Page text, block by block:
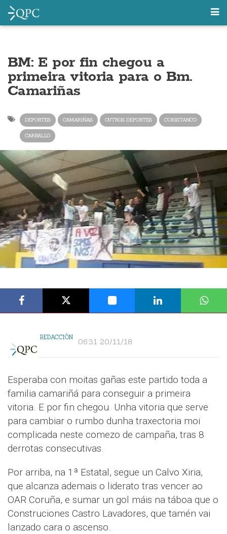
BM: E por fin chegou a
primeira vitoria para o Bm.
Camariñas
DEPORTES CAMARIÑAS OUTROS DEPORTES CORISTANCO
CARBALLO
REDACCIÓN 06:31 20/11/18
Esperaba con moitas gañas este partido toda a
familia camariñá para conseguir a primeira
vitoria. E por fin chegou. Unha vitoria que serve
para cambiar o rumbo dunha traxectoria moi
complicada neste comezo de campaña, tras 8
derrotas consecutivas.
Por arriba, na 1ª Estatal, segue un Calvo Xiria,
que alcanza ademais o liderato tras vencer ao
OAR Coruña, e sumar un gol máis na táboa que o
Construciones Castro Lavadores, que tamén vai
lanzado cara o ascenso.